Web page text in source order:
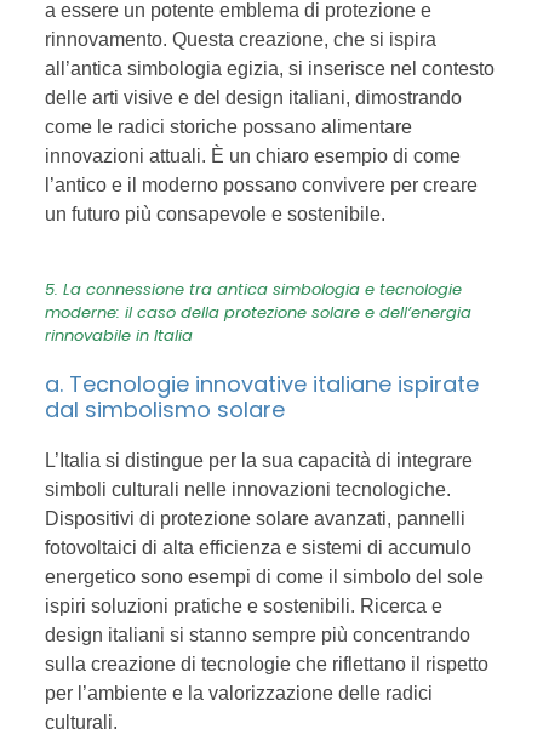
a essere un potente emblema di protezione e
rinnovamento. Questa creazione, che si ispira
all’antica simbologia egizia, si inserisce nel contesto
delle arti visive e del design italiani, dimostrando
come le radici storiche possano alimentare
innovazioni attuali. È un chiaro esempio di come
l’antico e il moderno possano convivere per creare
un futuro più consapevole e sostenibile.
5. La connessione tra antica simbologia e tecnologie
moderne: il caso della protezione solare e dell’energia
rinnovabile in Italia
a. Tecnologie innovative italiane ispirate
dal simbolismo solare
L’Italia si distingue per la sua capacità di integrare
simboli culturali nelle innovazioni tecnologiche.
Dispositivi di protezione solare avanzati, pannelli
fotovoltaici di alta efficienza e sistemi di accumulo
energetico sono esempi di come il simbolo del sole
ispiri soluzioni pratiche e sostenibili. Ricerca e
design italiani si stanno sempre più concentrando
sulla creazione di tecnologie che riflettano il rispetto
per l’ambiente e la valorizzazione delle radici
culturali.